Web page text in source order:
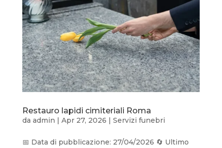
Restauro lapidi cimiteriali Roma
da admin | Apr 27, 2026 | Servizi funebri
📅 Data di pubblicazione: 27/04/2026 🔄 Ultimo